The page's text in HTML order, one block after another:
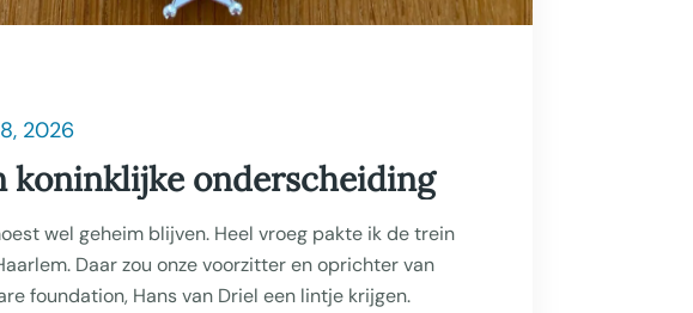
2026
koninklijke onderscheiding
wel geheim blijven. Heel vroeg pakte ik de trein
Daar zou onze voorzitter en oprichter van
foundation, Hans van Driel een lintje krijgen.